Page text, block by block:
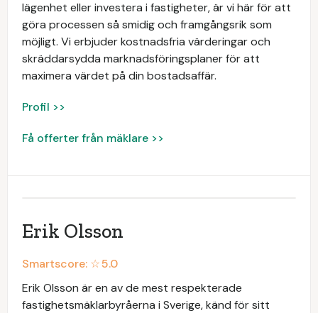
lägenhet eller investera i fastigheter, är vi här för att
göra processen så smidig och framgångsrik som
möjligt. Vi erbjuder kostnadsfria värderingar och
skräddarsydda marknadsföringsplaner för att
maximera värdet på din bostadsaffär.
Profil >>
Få offerter från mäklare >>
Erik Olsson
Smartscore: ☆5.0
Erik Olsson är en av de mest respekterade
fastighetsmäklarbyråerna i Sverige, känd för sitt